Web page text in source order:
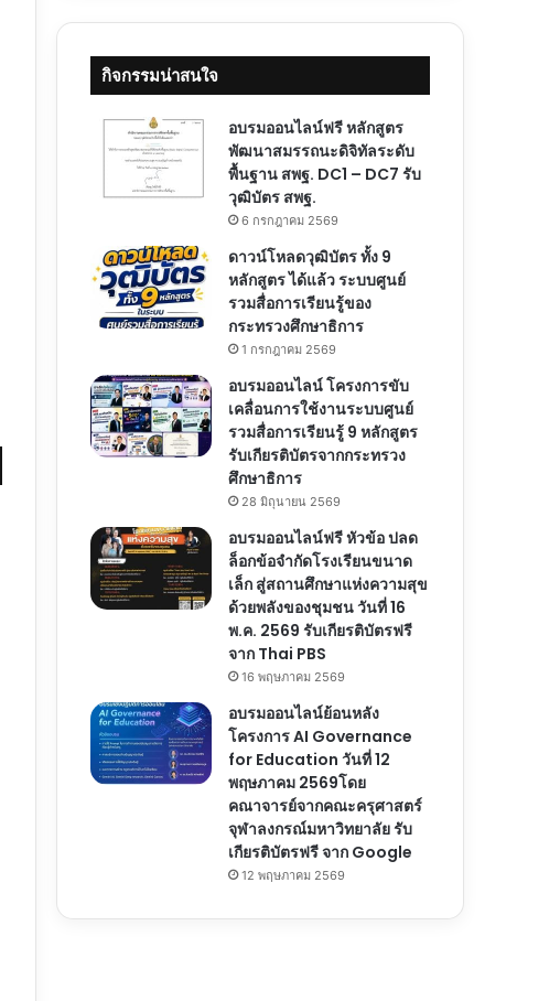
กิจกรรมน่าสนใจ
อบรมออนไลน์ฟรี หลักสูตร
พัฒนาสมรรถนะดิจิทัลระดับ
พื้นฐาน สพฐ. DC1 – DC7 รับ
วุฒิบัตร สพฐ.
6 กรกฎาคม 2569
ดาวน์โหลดวุฒิบัตร ทั้ง 9
หลักสูตร ได้แล้ว ระบบศูนย์
รวมสื่อการเรียนรู้ของ
กระทรวงศึกษาธิการ
1 กรกฎาคม 2569
อบรมออนไลน์ โครงการขับ
เคลื่อนการใช้งานระบบศูนย์
รวมสื่อการเรียนรู้ 9 หลักสูตร
รับเกียรติบัตรจากกระทรวง
ศึกษาธิการ
28 มิถุนายน 2569
อบรมออนไลน์ฟรี หัวข้อ ปลด
ล็อกข้อจำกัดโรงเรียนขนาด
เล็ก สู่สถานศึกษาแห่งความสุข
ด้วยพลังของชุมชน วันที่ 16
พ.ค. 2569 รับเกียรติบัตรฟรี
จาก Thai PBS
16 พฤษภาคม 2569
อบรมออนไลน์ย้อนหลัง
โครงการ AI Governance
for Education วันที่ 12
พฤษภาคม 2569โดย
คณาจารย์จากคณะครุศาสตร์
จุฬาลงกรณ์มหาวิทยาลัย รับ
เกียรติบัตรฟรี จาก Google
12 พฤษภาคม 2569